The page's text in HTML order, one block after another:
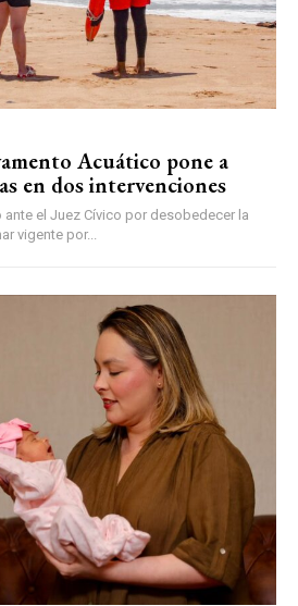
Acuático pone a
en dos intervenciones
el Juez Cívico por desobedecer la
vigente por...